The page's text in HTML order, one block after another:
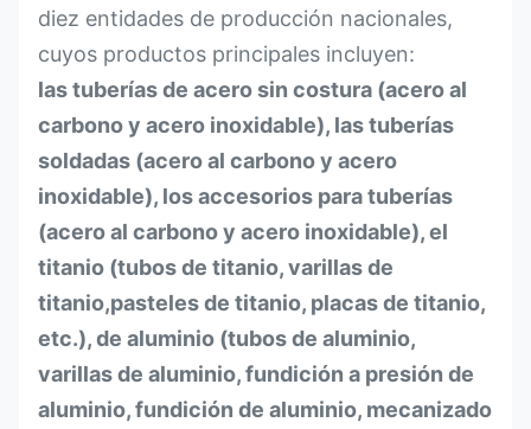
diez entidades de producción nacionales,
cuyos productos principales incluyen:
las tuberías de acero sin costura (acero al
carbono y acero inoxidable), las tuberías
soldadas (acero al carbono y acero
inoxidable), los accesorios para tuberías
(acero al carbono y acero inoxidable), el
titanio (tubos de titanio, varillas de
titanio,pasteles de titanio, placas de titanio,
etc.), de aluminio (tubos de aluminio,
varillas de aluminio, fundición a presión de
aluminio, fundición de aluminio, mecanizado